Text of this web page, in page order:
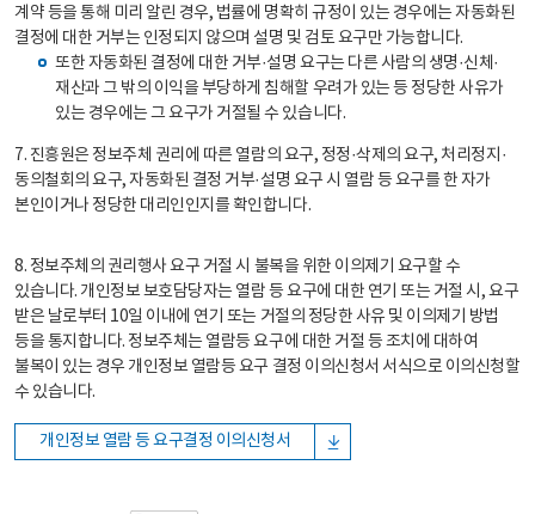
계약 등을 통해 미리 알린 경우, 법률에 명확히 규정이 있는 경우에는 자동화된
결정에 대한 거부는 인정되지 않으며 설명 및 검토 요구만 가능합니다.
또한 자동화된 결정에 대한 거부·설명 요구는 다른 사람의 생명·신체·
재산과 그 밖의 이익을 부당하게 침해할 우려가 있는 등 정당한 사유가
있는 경우에는 그 요구가 거절될 수 있습니다.
7. 진흥원은 정보주체 권리에 따른 열람의 요구, 정정·삭제의 요구, 처리정지·
동의철회의 요구, 자동화된 결정 거부·설명 요구 시 열람 등 요구를 한 자가
본인이거나 정당한 대리인인지를 확인합니다.
8. 정보주체의 권리행사 요구 거절 시 불복을 위한 이의제기 요구할 수
있습니다. 개인정보 보호담당자는 열람 등 요구에 대한 연기 또는 거절 시, 요구
받은 날로부터 10일 이내에 연기 또는 거절의 정당한 사유 및 이의제기 방법
등을 통지합니다. 정보주체는 열람등 요구에 대한 거절 등 조치에 대하여
불복이 있는 경우 개인정보 열람등 요구 결정 이의신청서 서식으로 이의신청할
수 있습니다.
개인정보 열람 등 요구결정 이의신청서